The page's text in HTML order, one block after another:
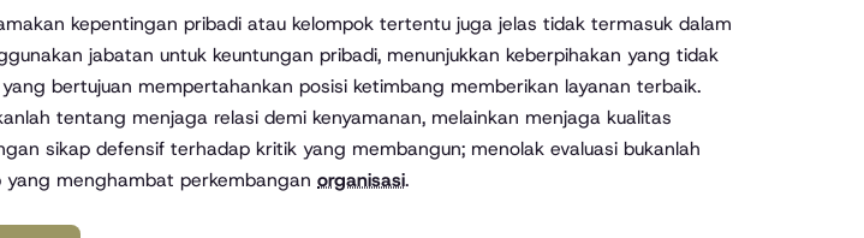
kepentingan pribadi atau kelompok tertentu juga jelas tidak termasuk dalam
jabatan untuk keuntungan pribadi, menunjukkan keberpihakan yang tidak
bertujuan mempertahankan posisi ketimbang memberikan layanan terbaik.
tentang menjaga relasi demi kenyamanan, melainkan menjaga kualitas
sikap defensif terhadap kritik yang membangun; menolak evaluasi bukanlah
yang menghambat perkembangan organisasi.